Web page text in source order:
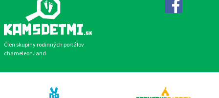
Člen skupiny rodinných portálov
chameleon.land